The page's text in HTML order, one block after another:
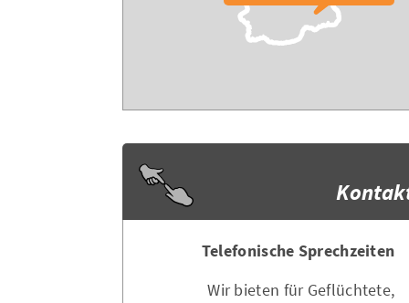
Telefonische Sprechzeiten
Wir bieten für Geflüchtete,